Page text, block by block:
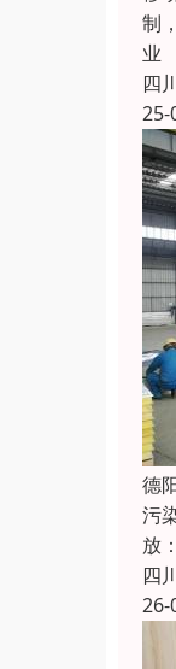
制
业
四
25-
德
污
放
四
26-